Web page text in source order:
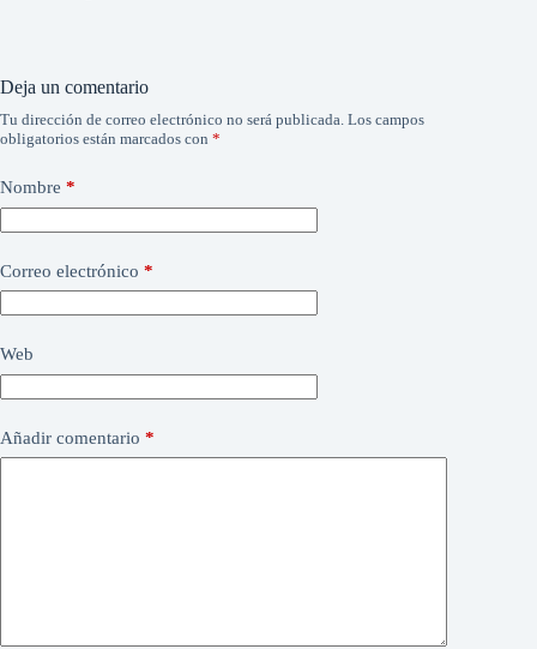
Deja un comentario
Tu dirección de correo electrónico no será publicada. Los campos
obligatorios están marcados con *
Nombre *
Correo electrónico *
Web
Añadir comentario *